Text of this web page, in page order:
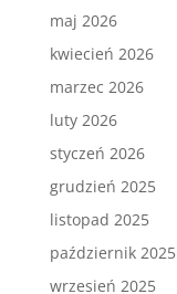
maj 2026
kwiecień 2026
marzec 2026
luty 2026
styczeń 2026
grudzień 2025
listopad 2025
październik 2025
wrzesień 2025